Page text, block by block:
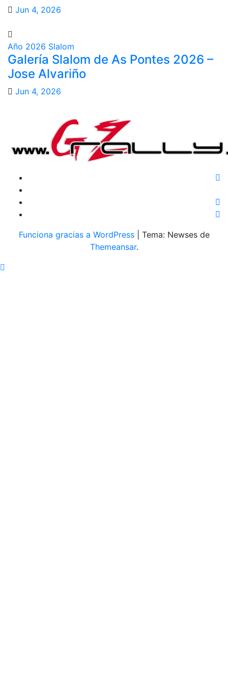
Jun 4, 2026
Año 2026 Slalom
Galería Slalom de As Pontes 2026 –
Jose Alvariño
Jun 4, 2026
Funciona gracias a WordPress
Tema: Newses de
Themeansar.